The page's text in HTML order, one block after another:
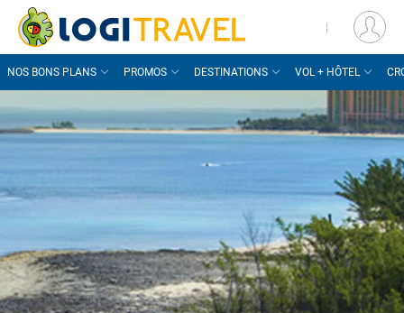
|
NOS BONS PLANS PROMOS DESTINATIONS VOL + HÔTEL